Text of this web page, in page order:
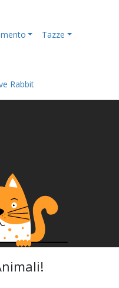
Tazze
Rabbit